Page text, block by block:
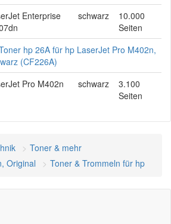
Enterprise
schwarz
10.000
Seiten
hp 26A für hp LaserJet Pro M402n,
(CF226A)
Pro M402n
schwarz
3.100
Seiten
Toner & mehr
Original
Toner & Trommeln für hp